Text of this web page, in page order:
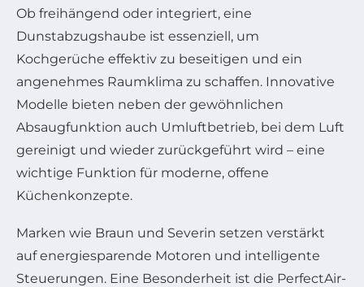
Ob freihängend oder integriert, eine
Dunstabzugshaube ist essenziell, um
Kochgerüche effektiv zu beseitigen und ein
angenehmes Raumklima zu schaffen. Innovative
Modelle bieten neben der gewöhnlichen
Absaugfunktion auch Umluftbetrieb, bei dem Luft
gereinigt und wieder zurückgeführt wird – eine
wichtige Funktion für moderne, offene
Küchenkonzepte.
Marken wie Braun und Severin setzen verstärkt
auf energiesparende Motoren und intelligente
Steuerungen. Eine Besonderheit ist die PerfectAir-